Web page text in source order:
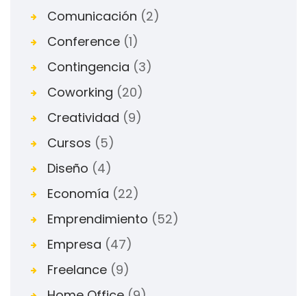
Comunicación (2)
Conference (1)
Contingencia (3)
Coworking (20)
Creatividad (9)
Cursos (5)
Diseño (4)
Economía (22)
Emprendimiento (52)
Empresa (47)
Freelance (9)